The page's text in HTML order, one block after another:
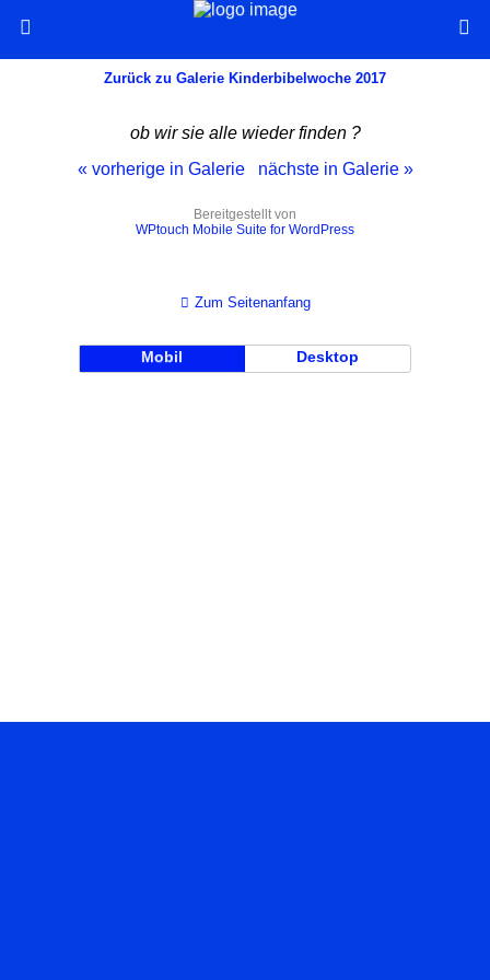
Zurück zu Galerie Kinderbibelwoche 2017
ob wir sie alle wieder finden ?
« vorherige in Galerie
nächste in Galerie »
Bereitgestellt von
WPtouch Mobile Suite for WordPress
Zum Seitenanfang
Mobil Desktop